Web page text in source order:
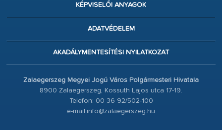
KÉPVISELŐI ANYAGOK
ADATVÉDELEM
AKADÁLYMENTESÍTÉSI NYILATKOZAT
Zalaegerszeg Megyei Jogú Város Polgármesteri Hivatala
8900 Zalaegerszeg, Kossuth Lajos utca 17-19.
Telefon: 00 36 92/502-100
e-mail:info@zalaegerszeg.hu